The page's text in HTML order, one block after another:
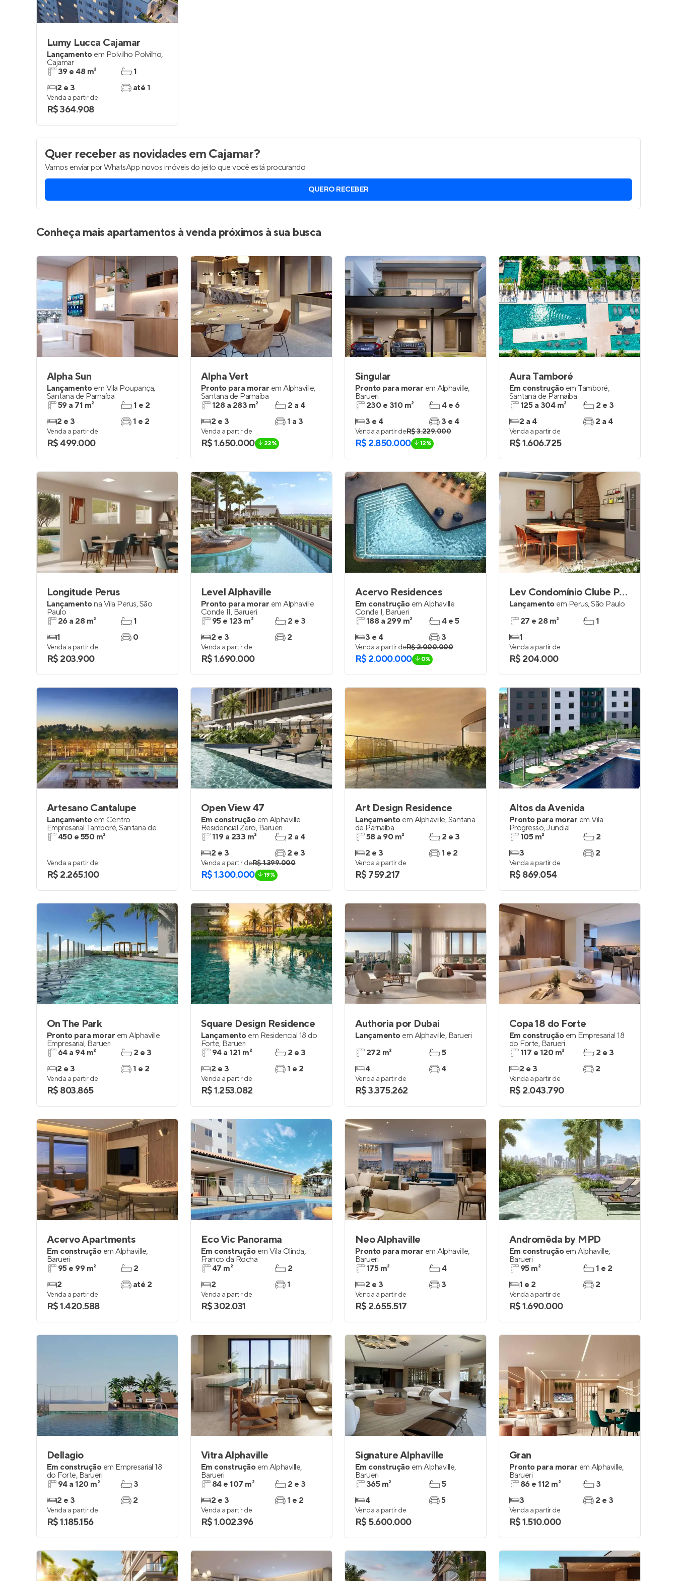
Lumy Lucca Cajamar
Lançamento em Polvilho Polvilho,
Cajamar
39 e 48 m²
2 e 3
1
até 1
Venda a partir de
R$ 364.908
Quer receber as novidadesem Cajamar?
Vamos enviar por WhatsApp novos imóveis do jeito que você está procurando.
QUERO RECEBER
Conheça mais apartamentos à venda próximos à sua busca
Alpha Sun
Lançamento em Vila Poupança,
Santana de Parnaíba
59 a 71 m²
2 e 3
1 e 2
1 e 2
Venda a partir de
R$ 499.000
Alpha Vert
Pronto para morar em Alphaville,
Santana de Parnaíba
128 a 283 m²
2 e 3
2 a 4
1 a 3
Venda a partir de
R$ 1.650.000 22%
Singular
Pronto para morar em Alphaville,
Barueri
230 e 310 m²
3 e 4
4 e 6
3 e 4
Venda a partir deR$ 3.229.000
R$ 2.850.000 12%
Aura Tamboré
Em construção em Tamboré,
Santana de Parnaíba
125 a 304 m²
2 a 4
2 e 3
2 a 4
Venda a partir de
R$ 1.606.725
Longitude Perus
Lançamentona Vila Perus,São
Paulo
26 a 28 m²
1
1
0
Venda a partir de
R$ 203.900
Level Alphaville
Pronto para morar em Alphaville
Conde II, Barueri
95 e 123 m²
2 e 3
2 e 3
2
Venda a partir de
R$ 1.690.000
Acervo Residences
Em construção em Alphaville
Conde I, Barueri
188 a 299 m²
3 e 4
4 e 5
3
Venda a partir deR$ 2.000.000
R$ 2.000.000 0%
Lev Condomínio Clube Perus
Lançamento em Perus,São Paulo
27 e 28 m²
1
1
Venda a partir de
R$ 204.000
Artesano Cantalupe
Lançamento em Centro
Empresarial Tamboré,Santana de
Parnaíba
450 e 550 m²
Venda a partir de
R$ 2.265.100
Open View 47
Em construção em Alphaville
Residencial Zero, Barueri
119 a 233 m²
2 e 3
2 a 4
2 e 3
Venda a partir deR$ 1.399.000
R$ 1.300.000 19%
Art Design Residence
Lançamento em Alphaville,Santana
de Parnaíba
58 a 90 m²
2 e 3
2 e 3
1 e 2
Venda a partir de
R$ 759.217
Altos da Avenida
Pronto para morar em Vila
Progresso,Jundiaí
105 m²
3
2
2
Venda a partir de
R$ 869.054
On The Park
Pronto para morar em Alphaville
Empresarial, Barueri
64 a 94 m²
2 e 3
2 e 3
1 e 2
Venda a partir de
R$ 803.865
Square Design Residence
Lançamento em Residencial 18 do
Forte, Barueri
94 a 121 m²
2 e 3
2 e 3
1 e 2
Venda a partir de
R$ 1.253.082
Authoria por Dubai
Lançamento em Alphaville, Barueri
272 m²
4
5
4
Venda a partir de
R$ 3.375.262
Copa 18 do Forte
Em construção em Empresarial 18
do Forte, Barueri
117 e 120 m²
2 e 3
2 e 3
2
Venda a partir de
R$ 2.043.790
Acervo Apartments
Em construção em Alphaville,
Barueri
95 e 99 m²
2
2
até 2
Venda a partir de
R$ 1.420.588
Eco Vic Panorama
Em construção em Vila Olinda,
Franco da Rocha
47 m²
2
2
1
Venda a partir de
R$ 302.031
Neo Alphaville
Pronto para morar em Alphaville,
Barueri
175 m²
2 e 3
4
3
Venda a partir de
R$ 2.655.517
Andromêda by MPD
Em construção em Alphaville,
Barueri
95 m²
1 e 2
1 e 2
2
Venda a partir de
R$ 1.690.000
Dellagio
Em construção em Empresarial 18
do Forte, Barueri
94 a 120 m²
2 e 3
3
2
Venda a partir de
R$ 1.185.156
Vitra Alphaville
Em construção em Alphaville,
Barueri
84 e 107 m²
2 e 3
2 e 3
1 e 2
Venda a partir de
R$ 1.002.396
Signature Alphaville
Em construção em Alphaville,
Barueri
365 m²
4
5
5
Venda a partir de
R$ 5.600.000
Gran
Pronto para morar em Alphaville,
Barueri
86 e 112 m²
3
3
2 e 3
Venda a partir de
R$ 1.510.000